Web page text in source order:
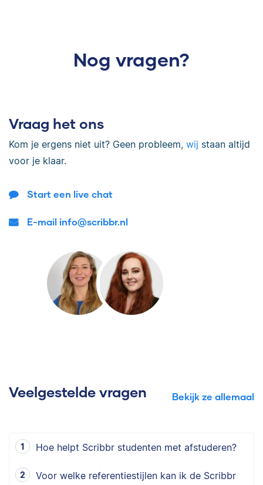
Nog vragen?
Vraag het ons
Kom je ergens niet uit? Geen probleem, wij staan altijd
voor je klaar.
Start een live chat
E-mail info@scribbr.nl
Veelgestelde vragen Bekijk ze allemaal
Hoe helpt Scribbr studenten met afstuderen?
Voor welke referentiestijlen kan ik de Scribbr